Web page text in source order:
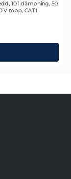
10:1 dämpning, 50
topp, CAT I.